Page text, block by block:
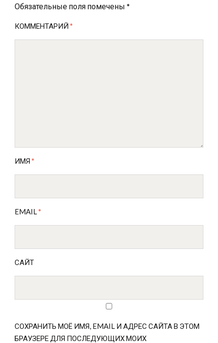
Обязательные поля помечены *
КОММЕНТАРИЙ *
ИМЯ *
EMAIL*
САЙТ
СОХРАНИТЬ МОЁ ИМЯ, EMAIL И АДРЕС САЙТА В ЭТОМ
БРАУЗЕРЕ ДЛЯ ПОСЛЕДУЮЩИХ МОИХ